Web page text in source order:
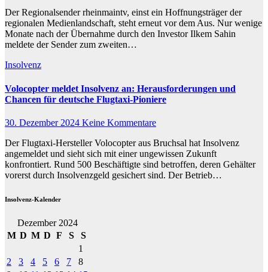
Der Regionalsender rheinmaintv, einst ein Hoffnungsträger der
regionalen Medienlandschaft, steht erneut vor dem Aus. Nur wenige
Monate nach der Übernahme durch den Investor Ilkem Sahin
meldete der Sender zum zweiten…
Insolvenz
Volocopter meldet Insolvenz an: Herausforderungen und
Chancen für deutsche Flugtaxi-Pioniere
30. Dezember 2024 Keine Kommentare
Der Flugtaxi-Hersteller Volocopter aus Bruchsal hat Insolvenz
angemeldet und sieht sich mit einer ungewissen Zukunft
konfrontiert. Rund 500 Beschäftigte sind betroffen, deren Gehälter
vorerst durch Insolvenzgeld gesichert sind. Der Betrieb…
Insolvenz-Kalender
Dezember 2024
M D M D F S
S
1
2
3 4 5 6 7
8